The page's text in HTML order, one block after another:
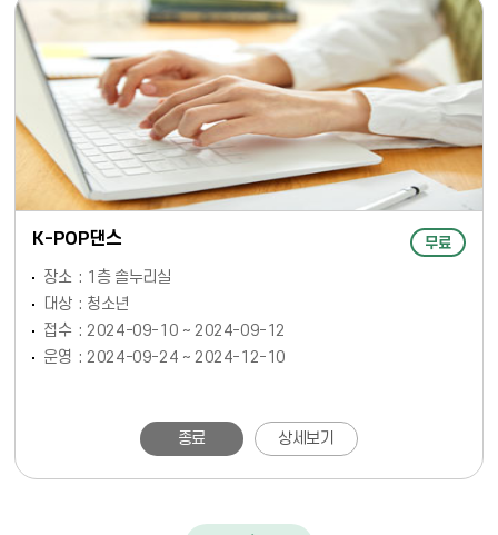
K-POP댄스 무료
장소
1층 솔누리실
대상
청소년
접수
2024-09-10 ~ 2024-09-12
운영
2024-09-24 ~ 2024-12-10
종료 상세보기